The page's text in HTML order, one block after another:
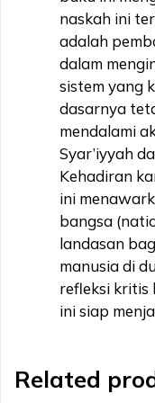
naskah ini
adalah
dalam
sistem yang
dasarnya
mendalami
Syar’iyyah
Kehadiran
ini
bangsa
landasan
manusia di
refleksi kritis
ini siap
Related